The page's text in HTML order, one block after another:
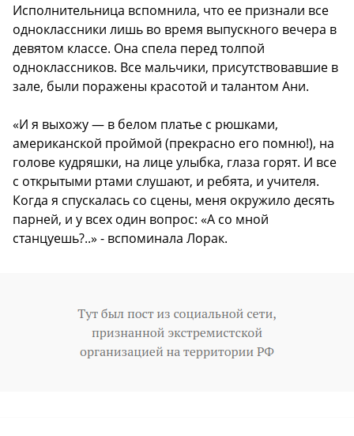
Исполнительница вспомнила, что ее признали все
одноклассники лишь во время выпускного вечера в
девятом классе. Она спела перед толпой
одноклассников. Все мальчики, присутствовавшие в
зале, были поражены красотой и талантом Ани.
«И я выхожу — в белом платье с рюшками,
американской проймой (прекрасно его помню!), на
голове кудряшки, на лице улыбка, глаза горят. И все
с открытыми ртами слушают, и ребята, и учителя.
Когда я спускалась со сцены, меня окружило десять
парней, и у всех один вопрос: «А со мной
станцуешь?..» - вспоминала Лорак.